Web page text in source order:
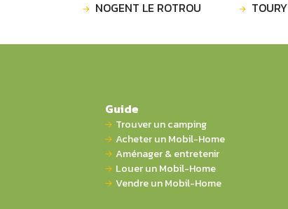
NOGENT LE ROTROU
TOURY
Guide
Trouver un camping
Acheter un Mobil-Home
Aménager & entretenir
Louer un Mobil-Home
Vendre un Mobil-Home